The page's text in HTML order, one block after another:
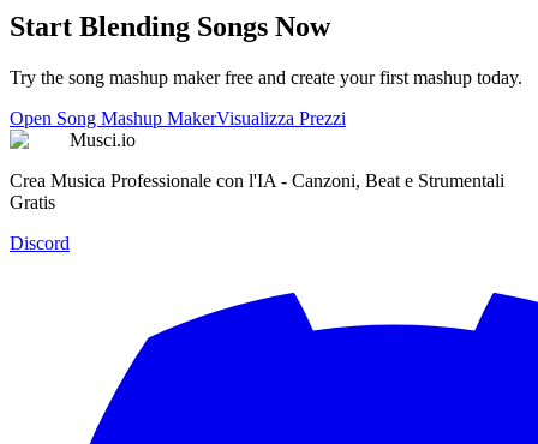
Start Blending Songs Now
Try the song mashup maker free and create your first mashup today.
Open Song Mashup MakerVisualizza Prezzi
Musci.io
Crea Musica Professionale con l'IA - Canzoni, Beat e Strumentali
Gratis
Discord